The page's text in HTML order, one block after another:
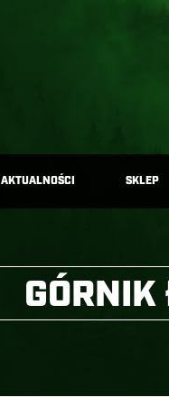
AKTUALNOŚCI SKLEP